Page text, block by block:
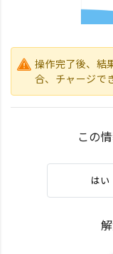
操作完了後、結
合、チャージで
この
はい